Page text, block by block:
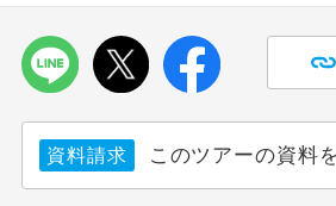
資料請求 このツアーの資料